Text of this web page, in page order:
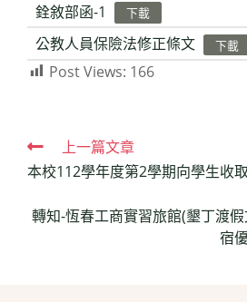
銓敘部函-1
下載
公教人員保險法修正條文 下載
Post Views: 166
Read
more
articles
上一篇文章
本校112學年度第2學期向學生收
轉知-恆春工商實習旅館(墾丁渡
宿